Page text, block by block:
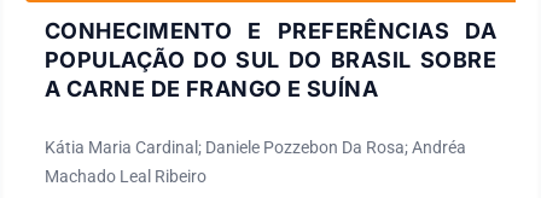
CONHECIMENTO E PREFERÊNCIAS DA
POPULAÇÃO DO SUL DO BRASIL SOBRE
A CARNE DE FRANGO E SUÍNA
Kátia Maria Cardinal; Daniele Pozzebon Da Rosa; Andréa
Machado Leal Ribeiro